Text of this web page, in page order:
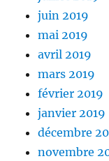
juin 2019
mai 2019
avril 2019
mars 2019
février 2019
janvier 2019
décembre
novembre